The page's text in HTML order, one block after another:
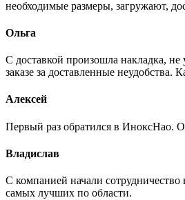
необходимые размеры, загружают,
Ольга
С доставкой произошла накладка,
заказе за доставленные неудобства.
Алексей
Первый раз обратился в ИноксНао.
Владислав
С компанией начали
самых лучших по области.